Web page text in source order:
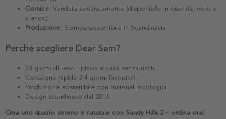
Cornice: Venduta separatamente (disponibile in quercia, nero e
bianco)
Produzione: Stampa sostenibile in Scandinavia
Perché scegliere Dear Sam?
30 giorni di reso - prova a casa senza rischi
Consegna rapida 2-4 giorni lavorativi
Produzione sostenibile con materiali ecologici
Design scandinavo dal 2016
Crea uno spazio sereno e naturale con Sandy Hills 2 – ordina ora!